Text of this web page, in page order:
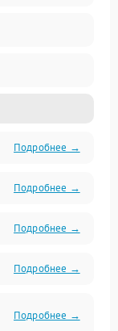
Подробнее →
Подробнее →
Подробнее →
Подробнее →
Подробнее →